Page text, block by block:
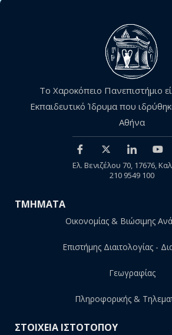
Το Χαροκόπειο Πανεπιστήμιο
Εκπαιδευτικό Ίδρυμα που
Αθήνα
Ελ. Βενιζέλου 70, 17676,
210 9549 100
ΤΜΗΜΑΤΑ
Οικονομίας & Βιώσιμης
Επιστήμης Διαιτολογίας -
Γεωγραφίας
Πληροφορικής &
ΣΤΟΙΧΕΙΑ ΙΣΤΟΤΟΠΟΥ